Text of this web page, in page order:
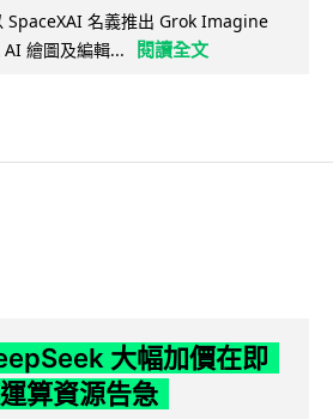
SpaceXAI 名義推出 Grok Imagine
繪圖及編輯...
閱讀全文
大幅加價在即
算資源告急